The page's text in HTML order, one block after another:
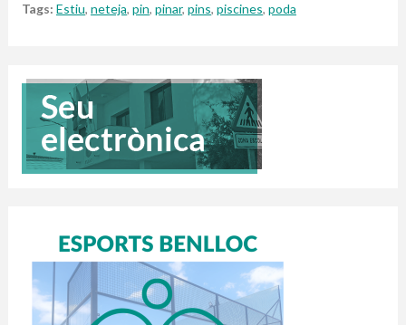
Tags: Estiu, neteja, pin, pinar, pins, piscines, poda